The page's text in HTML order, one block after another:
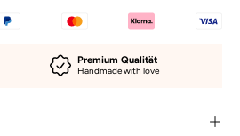
Premium Qualität
Handmade with love